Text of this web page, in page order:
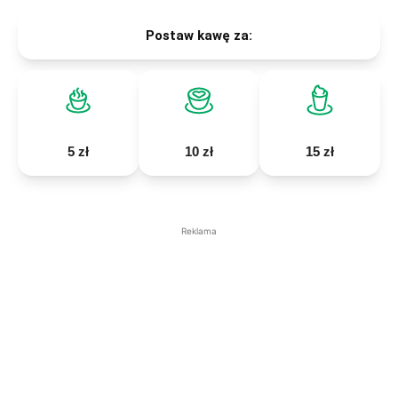
Postaw kawę za:
5 zł 10 zł 15 zł
Reklama